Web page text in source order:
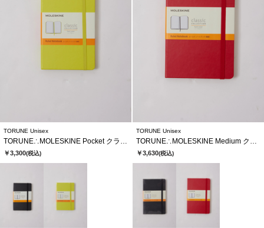
TORUNE Unisex
TORUNE∴MOLESKINE Pocket クラシックノートブック
￥3,300(税込)
TORUNE Unisex
TORUNE∴MOLESKINE Medium クラシックノートブック
￥3,630(税込)